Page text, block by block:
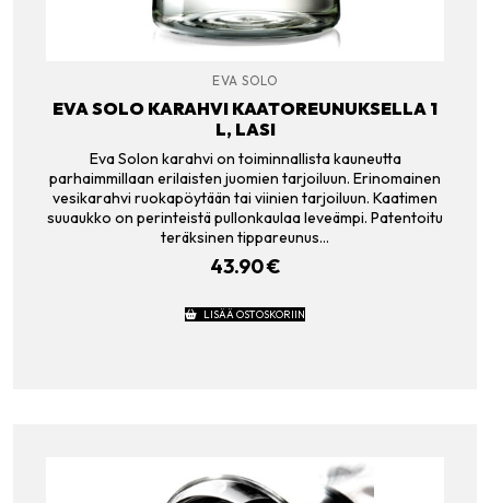
EVA SOLO
EVA SOLO KARAHVI KAATOREUNUKSELLA 1
L, LASI
Eva Solon karahvi on toiminnallista kauneutta
parhaimmillaan erilaisten juomien tarjoiluun. Erinomainen
vesikarahvi ruokapöytään tai viinien tarjoiluun. Kaatimen
suuaukko on perinteistä pullonkaulaa leveämpi. Patentoitu
teräksinen tippareunus…
43.90€
LISÄÄ OSTOSKORIIN